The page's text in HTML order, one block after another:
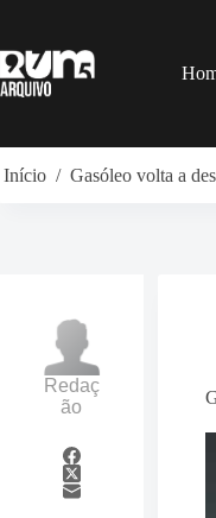
o
conteúdo
Início / Gasóleo volta a
Redaç
ão